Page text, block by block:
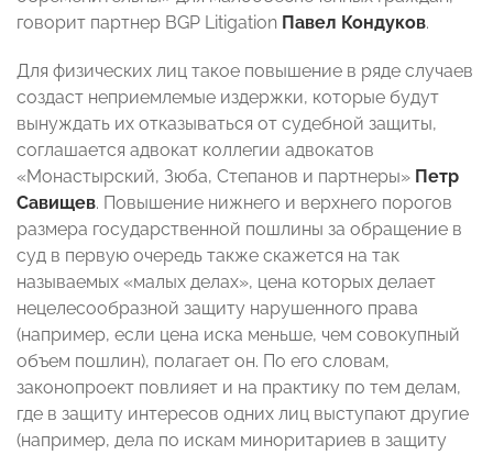
говорит партнер BGP Litigation Павел Кондуков.
Для физических лиц такое повышение в ряде случаев
создаст неприемлемые издержки, которые будут
вынуждать их отказываться от судебной защиты,
соглашается адвокат коллегии адвокатов
«Монастырский, Зюба, Степанов и партнеры» Петр
Савищев. Повышение нижнего и верхнего порогов
размера государственной пошлины за обращение в
суд в первую очередь также скажется на так
называемых «малых делах», цена которых делает
нецелесообразной защиту нарушенного права
(например, если цена иска меньше, чем совокупный
объем пошлин), полагает он. По его словам,
законопроект повлияет и на практику по тем делам,
где в защиту интересов одних лиц выступают другие
(например, дела по искам миноритариев в защиту